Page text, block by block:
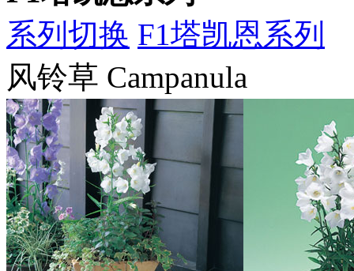
系列切换 F1塔凯恩系列
风铃草 Campanula